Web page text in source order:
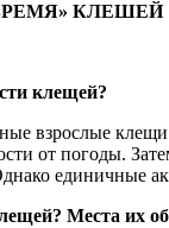
КЛЕШЕЙ
клещей?
взрослые
от погоды.
единичные
Места их